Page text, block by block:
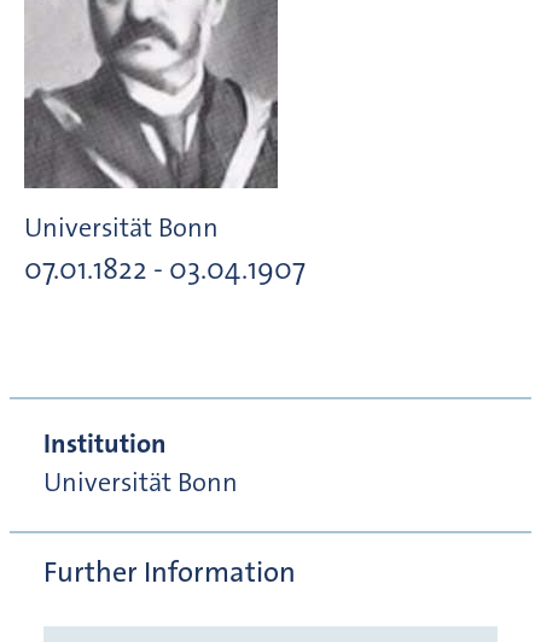
Universität Bonn
07.01.1822 - 03.04.1907
Institution
Universität Bonn
Further Information